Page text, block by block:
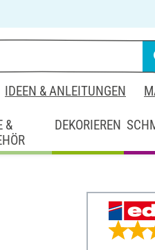
IDEEN & ANLEITUNGEN
&
DEKORIEREN